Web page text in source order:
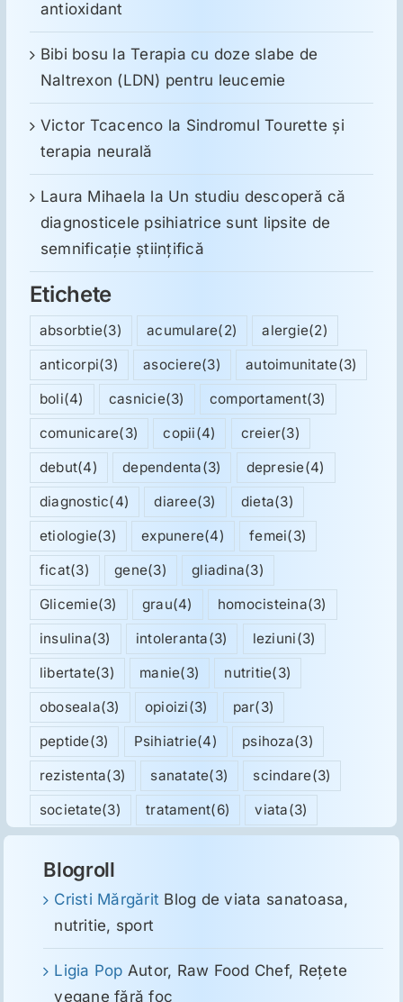
antioxidant
Bibi bosu laTerapia cu doze slabe de
Naltrexon (LDN) pentru leucemie
Victor Tcacenco la Sindromul Tourette şi
terapia neurală
Laura Mihaela la Un studiu descoperă că
diagnosticele psihiatrice sunt lipsite de
semnificație științifică
Etichete
absorbtie(3) acumulare(2) alergie(2)
anticorpi(3) asociere(3) autoimunitate(3)
boli(4) casnicie(3) comportament(3)
comunicare(3) copii(4) creier(3)
debut(4) dependenta(3) depresie(4)
diagnostic(4) diaree(3) dieta(3)
etiologie(3) expunere(4) femei(3)
ficat(3) gene(3) gliadina(3)
Glicemie(3) grau(4) homocisteina(3)
insulina(3) intoleranta(3) leziuni(3)
libertate(3) manie(3) nutritie(3)
oboseala(3) opioizi(3) par(3)
peptide(3) Psihiatrie(4) psihoza(3)
rezistenta(3) sanatate(3) scindare(3)
societate(3) tratament(6) viata(3)
Blogroll
Cristi Mărgărit Blog de viata sanatoasa,
nutritie, sport
Ligia Pop Autor, Raw Food Chef, Reţete
vegane fără foc